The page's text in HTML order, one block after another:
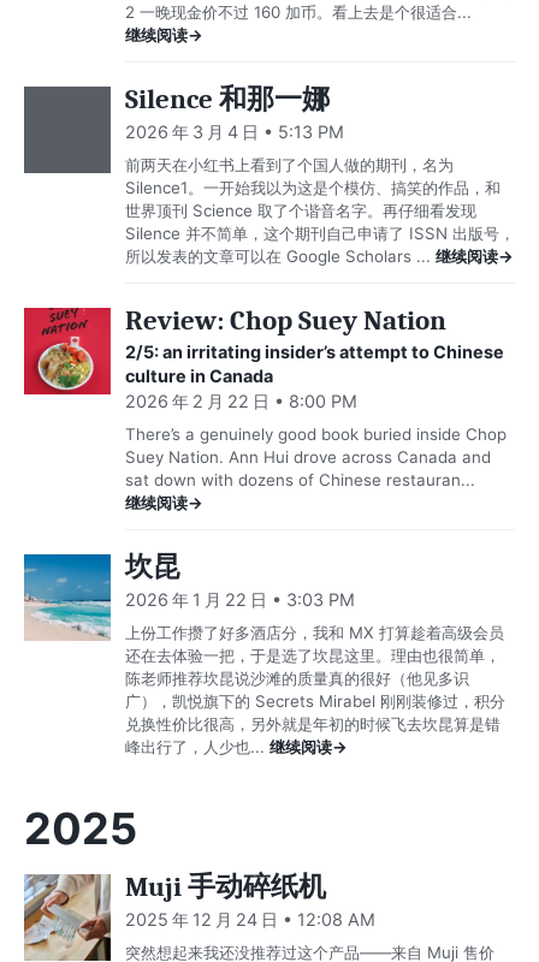
2 一晚现金价不过 160 加币。看上去是个很适合...
继续阅读→
Silence 和那一娜
2026 年 3 月 4 日 • 5:13 PM
前两天在小红书上看到了个国人做的期刊，名为
Silence1。一开始我以为这是个模仿、搞笑的作品，和
世界顶刊 Science 取了个谐音名字。再仔细看发现
Silence 并不简单，这个期刊自己申请了 ISSN 出版号，
所以发表的文章可以在 Google Scholars ... 继续阅读→
Review: Chop Suey Nation
2/5: an irritating insider’s attempt to Chinese
culture in Canada
2026 年 2 月 22 日 • 8:00 PM
There’s a genuinely good book buried inside Chop
Suey Nation. Ann Hui drove across Canada and
sat down with dozens of Chinese restauran...
继续阅读→
坎昆
2026 年 1 月 22 日 • 3:03 PM
上份工作攒了好多酒店分，我和 MX 打算趁着高级会员
还在去体验一把，于是选了坎昆这里。理由也很简单，
陈老师推荐坎昆说沙滩的质量真的很好（他见多识
广），凯悦旗下的 Secrets Mirabel 刚刚装修过，积分
兑换性价比很高，另外就是年初的时候飞去坎昆算是错
峰出行了，人少也... 继续阅读→
2025
Muji 手动碎纸机
2025 年 12 月 24 日 • 12:08 AM
突然想起来我还没推荐过这个产品——来自 Muji 售价